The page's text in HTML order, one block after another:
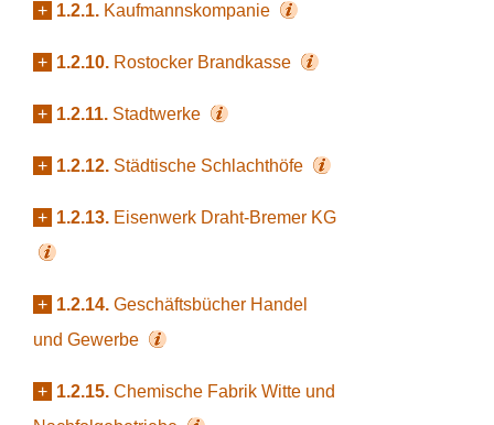
+ 1.2.1. Kaufmannskompanie
+ 1.2.10. Rostocker Brandkasse
+ 1.2.11. Stadtwerke
+ 1.2.12. Städtische Schlachthöfe
+ 1.2.13. Eisenwerk Draht-Bremer KG
+ 1.2.14. Geschäftsbücher Handel
und Gewerbe
+ 1.2.15. Chemische Fabrik Witte und